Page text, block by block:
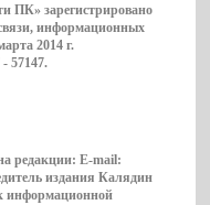
ПК» зарегистрировано
информационных
2014 г.
57147.
редакции: E-mail:
издания Калядин
информационной